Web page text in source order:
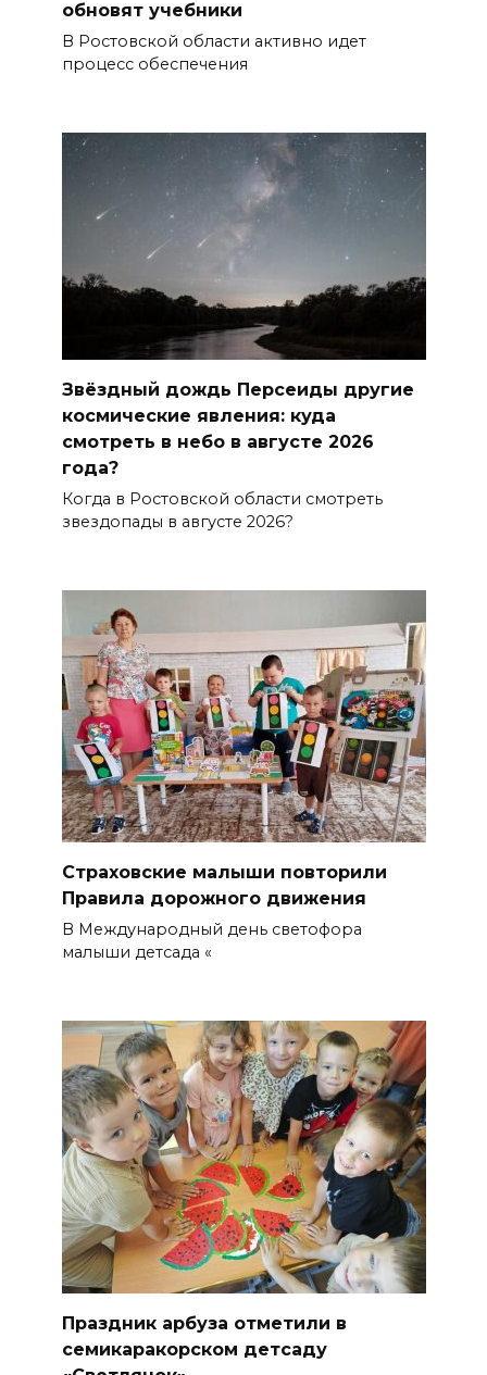
обновят учебники
В Ростовской области активно идет
процесс обеспечения
Звёздный дождь Персеиды другие
космические явления: куда
смотреть в небо в августе 2026
года?
Когда в Ростовской области смотреть
звездопады в августе 2026?
Страховские малыши повторили
Правила дорожного движения
В Международный день светофора
малыши детсада «
Праздник арбуза отметили в
семикаракорском детсаду